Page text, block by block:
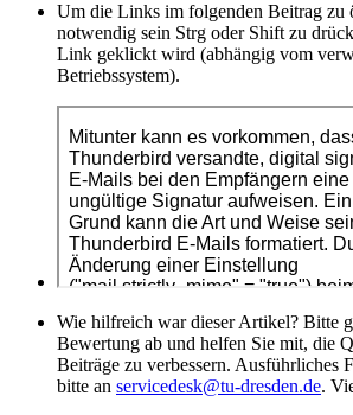
Um die Links im folgenden Beitrag zu
notwendig sein Strg oder Shift zu
Link geklickt wird (abhängig vom
Betriebssystem).
Wie hilfreich war dieser Artikel? Bitte
Bewertung ab und helfen Sie mit, die
Beiträge zu verbessern. Ausführliches
bitte an servicedesk@tu-dresden.de.